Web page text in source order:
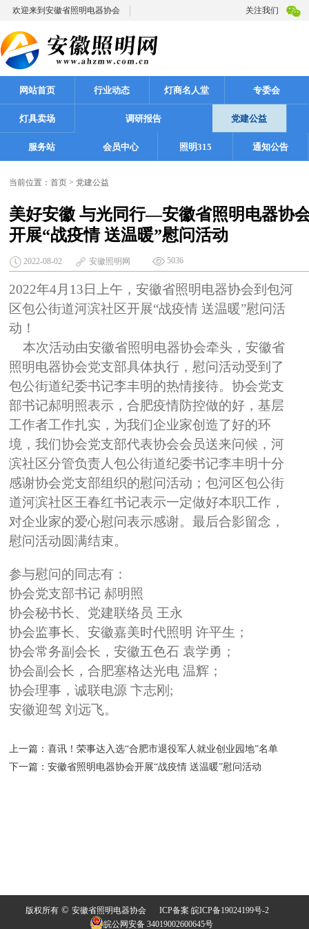
欢迎来到安徽省照明电器协会 关注我们
网站首页 行业动态 灯商名人堂 专委会
灯具卖场 调研报告 党建公益
服务站 会员中心 照明315 通知公告
当前位置：首页 > 党建公益
美好安徽 与光同行—安徽省照明电器协
开展“战疫情 送温暖”慰问活动
2022-08-02 安徽照明网 5036
2022年4月13日上午，安徽省照明电器协会到包河
区包公街道河滨社区开展“战疫情 送温暖”慰问活
动！
本次活动由安徽省照明电器协会牵头，安徽省
照明电器协会党支部具体执行，慰问活动受到了
包公街道纪委书记李丰明的热情接待。协会党支
部书记郝明照表示，合肥疫情防控做的好，基层
工作者工作扎实，为我们企业家创造了好的环
境，我们协会党支部代表协会会员送来问候，河
滨社区分管负责人包公街道纪委书记李丰明十分
感谢协会党支部组织的慰问活动；包河区包公街
道河滨社区王春红书记表示一定做好本职工作，
对企业家的爱心慰问表示感谢。最后合影留念，
慰问活动圆满结束。
参与慰问的同志有：
协会党支部书记 郝明照
协会秘书长、党建联络员 王永
协会监事长、安徽嘉美时代照明 许平生；
协会常务副会长，安徽五色石 袁学勇；
协会副会长，合肥塞格达光电 温辉；
协会理事，诚联电源 卞志刚;
安徽迎驾 刘远飞。
上一篇：喜讯！荣事达入选“合肥市退役军人就业创业园地”名单
下一篇：安徽省照明电器协会开展“战疫情 送温暖”慰问活动
版权所有 © 安徽省照明电器协会
ICP备案 皖ICP备19024199号-2
皖公网安备 34019002600645号